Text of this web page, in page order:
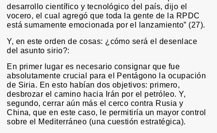
desarrollo científico y tecnológico del país, dijo el
vocero, el cual agregó que toda la gente de la RPDC
está sumamente emocionada por el lanzamiento” (27).
Y, en este orden de cosas: ¿cómo será el desenlace
del asunto sirio?:
En primer lugar es necesario consignar que fue
absolutamente crucial para el Pentágono la ocupación
de Siria. En esto habían dos objetivos: primero,
desbrozar el camino hacia Irán por el petróleo. Y,
segundo, cerrar aún más el cerco contra Rusia y
China, que en este caso, le permitiría un mayor control
sobre el Mediterráneo (una cuestión estratégica).